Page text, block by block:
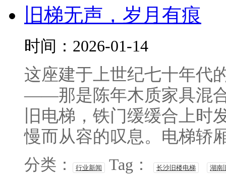
旧梯无声，岁月有痕
时间：2026-01-14
这座建于上世纪七十年代
——那是陈年木质家具混
旧电梯，铁门缓缓合上时
慢而从容的叹息。电梯轿
分类： 行业新闻 Tag： 长沙旧楼电梯 湖南